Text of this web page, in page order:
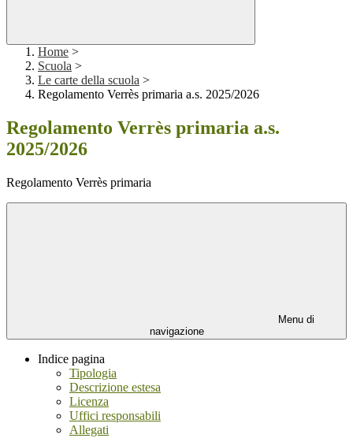
Home >
Scuola >
Le carte della scuola >
Regolamento Verrès primaria a.s. 2025/2026
Regolamento Verrès primaria a.s.
2025/2026
Regolamento Verrès primaria
Menu di
navigazione
Indice pagina
Tipologia
Descrizione estesa
Licenza
Uffici responsabili
Allegati